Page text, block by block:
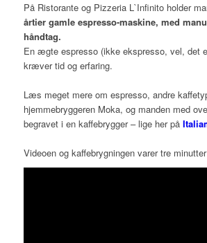
På Ristorante og Pizzeria L`Infinito holder
årtier gamle espresso-maskine, med
håndtag.
En ægte espresso (ikke ekspresso, vel, det
kræver tid og erfaring.
Læs meget mere om espresso, andre
hjemmebryggeren Moka, og manden med
begravet i en kaffebrygger – lige her på
Videoen og kaffebrygningen varer tre